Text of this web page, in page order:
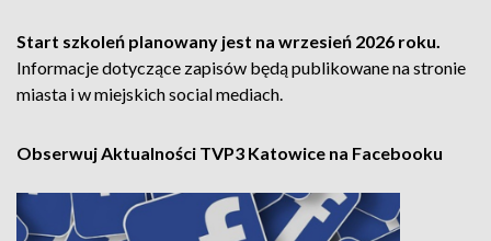
Start szkoleń planowany jest na wrzesień 2026 roku.
Informacje dotyczące zapisów będą publikowane na stronie
miasta i w miejskich social mediach.
Obserwuj Aktualności TVP3 Katowice na Facebooku